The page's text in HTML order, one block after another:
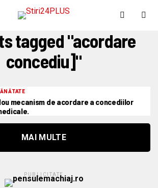
tagged "acordare
concediu]"
mecanism de acordare a concediilor
MAI MULTE
PUBLICITATE